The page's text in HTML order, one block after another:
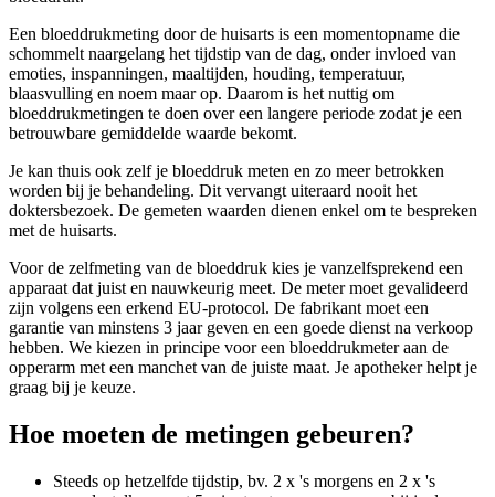
Een bloeddrukmeting door de huisarts is een momentopname die
schommelt naargelang het tijdstip van de dag, onder invloed van
emoties, inspanningen, maaltijden, houding, temperatuur,
blaasvulling en noem maar op. Daarom is het nuttig om
bloeddrukmetingen te doen over een langere periode zodat je een
betrouwbare gemiddelde waarde bekomt.
Je kan thuis ook zelf je bloeddruk meten en zo meer betrokken
worden bij je behandeling. Dit vervangt uiteraard nooit het
doktersbezoek. De gemeten waarden dienen enkel om te bespreken
met de huisarts.
Voor de zelfmeting van de bloeddruk kies je vanzelfsprekend een
apparaat dat juist en nauwkeurig meet. De meter moet gevalideerd
zijn volgens een erkend EU-protocol. De fabrikant moet een
garantie van minstens 3 jaar geven en een goede dienst na verkoop
hebben. We kiezen in principe voor een bloeddrukmeter aan de
opperarm met een manchet van de juiste maat. Je apotheker helpt je
graag bij je keuze.
Hoe moeten de metingen gebeuren?
Steeds op hetzelfde tijdstip, bv. 2 x 's morgens en 2 x 's